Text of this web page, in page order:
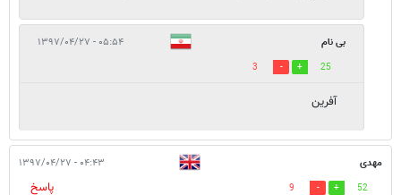
بی نام ۰۵:۵۴ - ۱۳۹۷/۰۴/۲۷
25
3
آفرین
مهدی ۰۴:۴۳ - ۱۳۹۷/۰۴/۲۷
52
9
پاسخ